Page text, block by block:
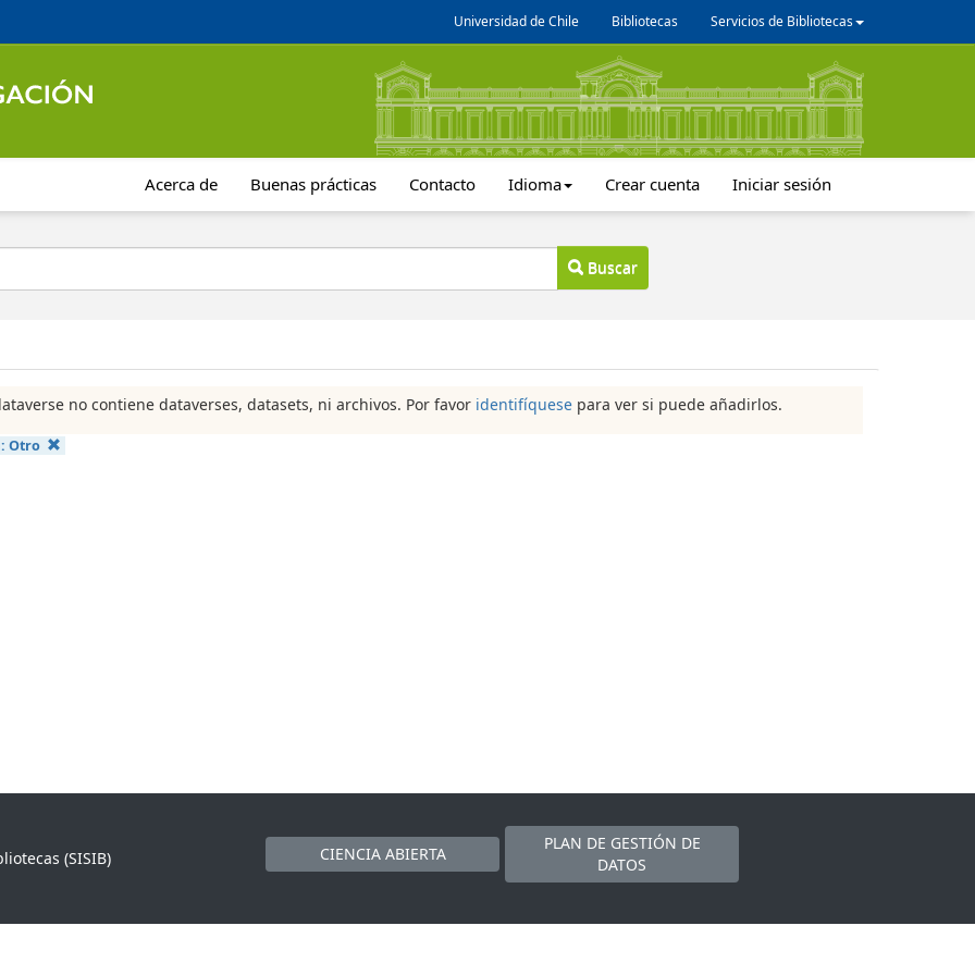
Universidad de Chile Bibliotecas Servicios de Bibliotecas
Acerca de Buenas prácticas Contacto Idioma Crear cuenta Iniciar sesión
Buscar
no contiene dataverses, datasets, ni archivos. Por favor identifíquese para ver si puede añadirlos.
Otro
(SISIB)
CIENCIA ABIERTA
PLAN DE GESTIÓN DE
DATOS